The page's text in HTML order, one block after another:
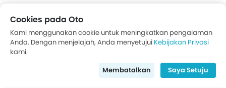
Tren & Pembaruan Terbaru
Cookies pada Oto
Kami menggunakan cookie untuk meningkatkan pengalaman
Anda. Dengan menjelajah, Anda menyetujui Kebijakan Privasi
kami.
Membatalkan
Saya Setuju